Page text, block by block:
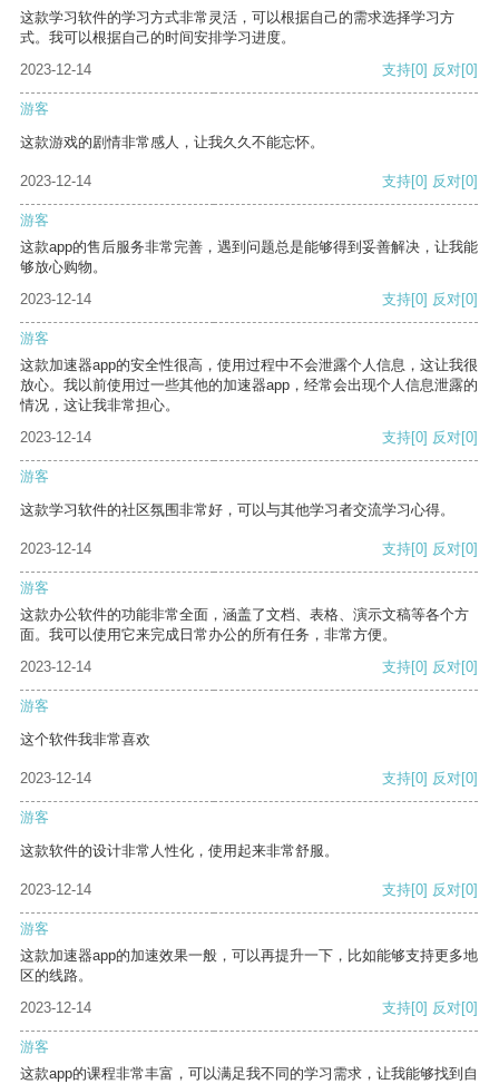
这款学习软件的学习方式非常灵活，可以根据自己的需求选择学习方
式。我可以根据自己的时间安排学习进度。
2023-12-14
支持[0] 反对[0]
游客
这款游戏的剧情非常感人，让我久久不能忘怀。
2023-12-14 支持[0] 反对[0]
游客
这款app的售后服务非常完善，遇到问题总是能够得到妥善解决，让我能
够放心购物。
2023-12-14
支持[0] 反对[0]
游客
这款加速器app的安全性很高，使用过程中不会泄露个人信息，这让我很
放心。我以前使用过一些其他的加速器app，经常会出现个人信息泄露的
情况，这让我非常担心。
2023-12-14
支持[0] 反对[0]
游客
这款学习软件的社区氛围非常好，可以与其他学习者交流学习心得。
2023-12-14 支持[0] 反对[0]
游客
这款办公软件的功能非常全面，涵盖了文档、表格、演示文稿等各个方
面。我可以使用它来完成日常办公的所有任务，非常方便。
2023-12-14
支持[0] 反对[0]
游客
这个软件我非常喜欢
2023-12-14 支持[0] 反对[0]
游客
这款软件的设计非常人性化，使用起来非常舒服。
2023-12-14 支持[0] 反对[0]
游客
这款加速器app的加速效果一般，可以再提升一下，比如能够支持更多地
区的线路。
2023-12-14
支持[0] 反对[0]
游客
这款app的课程非常丰富，可以满足我不同的学习需求，让我能够找到自